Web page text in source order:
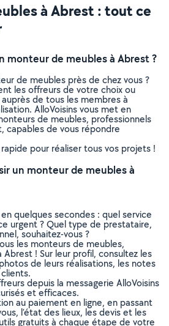
à Abrest : tout ce
monteur de meubles à Abrest ?
de meubles près de chez vous ?
les offreurs de votre choix ou
de tous les membres à
AlloVoisins vous met en
de meubles, professionnels
capables de vous répondre
pour réaliser tous vos projets !
un monteur de meubles à
quelques secondes : quel service
urgent ? Quel type de prestataire,
souhaitez-vous ?
les monteurs de meubles,
Abrest ! Sur leur profil, consultez les
de leurs réalisations, les notes
depuis la messagerie AlloVoisins
et efficaces.
au paiement en ligne, en passant
l’état des lieux, les devis et les
gratuits à chaque étape de votre